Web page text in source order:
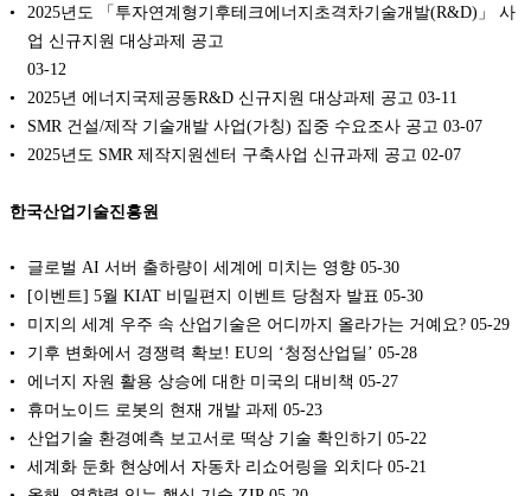
2025년도 「투자연계형기후테크에너지초격차기술개발(R&D)」 사
업 신규지원 대상과제 공고
03-12
2025년 에너지국제공동R&D 신규지원 대상과제 공고 03-11
SMR 건설/제작 기술개발 사업(가칭) 집중 수요조사 공고 03-07
2025년도 SMR 제작지원센터 구축사업 신규과제 공고 02-07
한국산업기술진흥원
글로벌 AI 서버 출하량이 세계에 미치는 영향 05-30
[이벤트] 5월 KIAT 비밀편지 이벤트 당첨자 발표 05-30
미지의 세계 우주 속 산업기술은 어디까지 올라가는 거예요? 05-29
기후 변화에서 경쟁력 확보! EU의 ‘청정산업딜’ 05-28
에너지 자원 활용 상승에 대한 미국의 대비책 05-27
휴머노이드 로봇의 현재 개발 과제 05-23
산업기술 환경예측 보고서로 떡상 기술 확인하기 05-22
세계화 둔화 현상에서 자동차 리쇼어링을 외치다 05-21